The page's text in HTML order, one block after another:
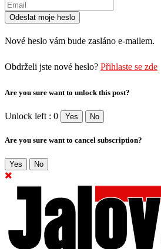
Nové heslo vám bude zasláno e-mailem.
Obdrželi jste nové heslo? Přihlaste se zde
Are you sure want to unlock this post?
Unlock left : 0 Yes No
Are you sure want to cancel subscription?
Yes No